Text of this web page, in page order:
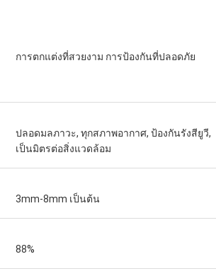
การตกแต่งที่สวยงาม การป้องกันที่ปลอดภัย
ปลอดมลภาวะ, ทุกสภาพอากาศ, ป้องกันรังสียูวี,
เป็นมิตรต่อสิ่งแวดล้อม
3mm-8mm เป็นต้น
88%